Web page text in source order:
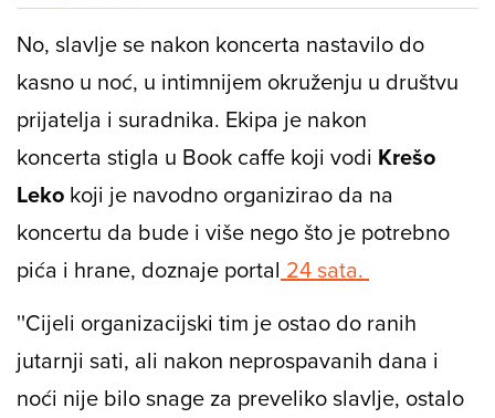
No, slavlje se nakon koncerta nastavilo do
kasno u noć, u intimnijem okruženju u društvu
prijatelja i suradnika. Ekipa je nakon
koncerta stigla u Book caffe koji vodi Krešo
Leko koji je navodno organizirao da na
koncertu da bude i više nego što je potrebno
pića i hrane, doznaje portal 24 sata.
''Cijeli organizacijski tim je ostao do ranih
jutarnji sati, ali nakon neprospavanih dana i
noći nije bilo snage za preveliko slavlje, ostalo